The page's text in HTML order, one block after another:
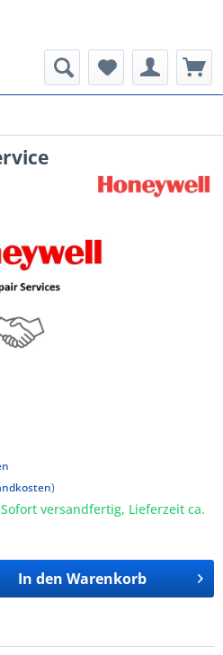
)
versandfertig, Lieferzeit ca.
In den Warenkorb